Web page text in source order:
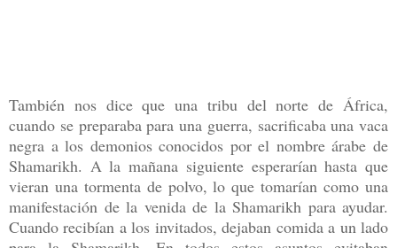
También nos dice que una tribu del norte de África,
cuando se preparaba para una guerra, sacrificaba una vaca
negra a los demonios conocidos por el nombre árabe de
Shamarikh. A la mañana siguiente esperarían hasta que
vieran una tormenta de polvo, lo que tomarían como una
manifestación de la venida de la Shamarikh para ayudar.
Cuando recibían a los invitados, dejaban comida a un lado